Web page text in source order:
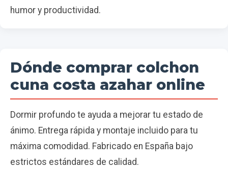
humor y productividad.
Dónde comprar colchon
cuna costa azahar online
Dormir profundo te ayuda a mejorar tu estado de
ánimo. Entrega rápida y montaje incluido para tu
máxima comodidad. Fabricado en España bajo
estrictos estándares de calidad.